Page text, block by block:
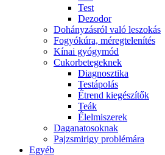
Test
Dezodor
Dohányzásról való leszokás
Fogyókúra, méregtelenítés
Kínai gyógymód
Cukorbetegeknek
Diagnosztika
Testápolás
É́trend kiegészítők
Teák
É́lelmiszerek
Daganatosoknak
Pajzsmirigy problémára
Egyéb